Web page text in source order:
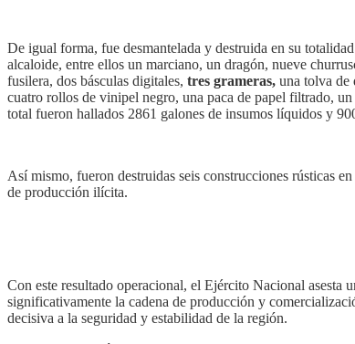
De igual forma, fue desmantelada y destruida en su
alcaloide, entre ellos un marciano, un dragón, nueve
fusilera, dos básculas digitales, tres grameras, una tolva de
cuatro rollos de vinipel negro, una paca de papel filtrado,
total fueron hallados 2861 galones de insumos líquidos y
Así mismo, fueron destruidas seis construcciones rústicas
de producción ilícita.
Con este resultado operacional, el Ejército Nacional asesta
significativamente la cadena de producción y
decisiva a la seguridad y estabilidad de la región.